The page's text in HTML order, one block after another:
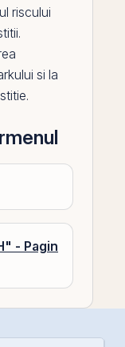
riscului
si la
- Pagin